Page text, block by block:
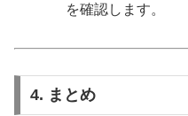
を確認します。
4. まとめ